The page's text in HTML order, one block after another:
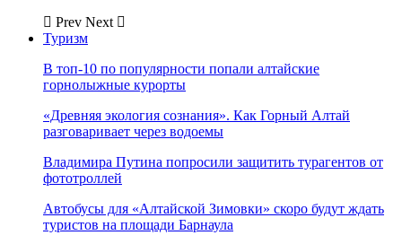
Prev Next
Туризм
В топ-10 по популярности попали алтайские
горнолыжные курорты
«Древняя экология сознания». Как Горный Алтай
разговаривает через водоемы
Владимира Путина попросили защитить турагентов от
фототроллей
Автобусы для «Алтайской Зимовки» скоро будут ждать
туристов на площади Барнаула